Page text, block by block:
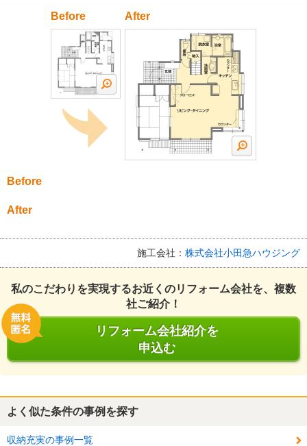
Before After
Before
After
施工会社： 株式会社小田急ハウジング
私のこだわりを実現するお近くのリフォーム会社を、複数
社ご紹介！
リフォーム会社紹介を
申込む
よく似た条件の事例を探す
収納充実の事例一覧